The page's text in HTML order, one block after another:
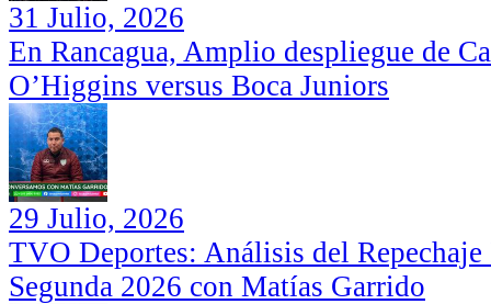
31 Julio, 2026
En Rancagua, Amplio despliegue de
O’Higgins versus Boca Juniors
29 Julio, 2026
TVO Deportes: Análisis del
Segunda 2026 con Matías Garrido